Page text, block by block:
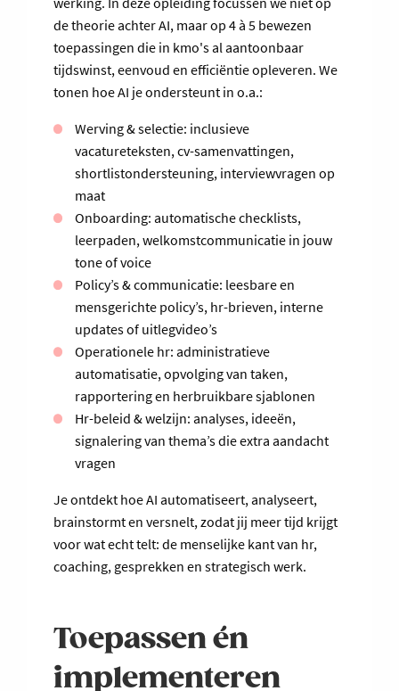
de theorie achter AI, maar op 4 à 5 bewezen
toepassingen die in kmo's al aantoonbaar
tijdswinst, eenvoud en efficiëntie opleveren. We
tonen hoe AI je ondersteunt in o.a.:
Werving & selectie: inclusieve
vacatureteksten, cv-samenvattingen,
shortlistondersteuning, interviewvragen op
maat
Onboarding: automatische checklists,
leerpaden, welkomstcommunicatie in jouw
tone of voice
Policy’s & communicatie: leesbare en
mensgerichte policy’s, hr-brieven, interne
updates of uitlegvideo’s
Operationele hr: administratieve
automatisatie, opvolging van taken,
rapportering en herbruikbare sjablonen
Hr-beleid & welzijn: analyses, ideeën,
signalering van thema’s die extra aandacht
vragen
Je ontdekt hoe AI automatiseert, analyseert,
brainstormt en versnelt, zodat jij meer tijd krijgt
voor wat echt telt: de menselijke kant van hr,
coaching, gesprekken en strategisch werk.
Toepassen én
implementeren